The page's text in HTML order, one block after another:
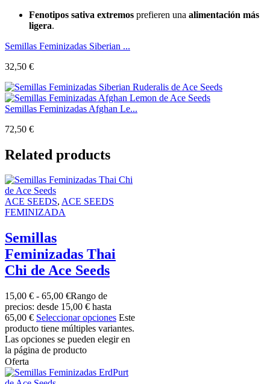
Fenotipos sativa extremos prefieren una alimentación más
ligera.
Semillas Feminizadas Siberian ...
32,50 €
Semillas Feminizadas Afghan Le...
72,50 €
Related products
ACE SEEDS, ACE SEEDS
FEMINIZADA
Semillas
Feminizadas Thai
Chi de Ace Seeds
15,00 € - 65,00 €Rango de
precios: desde 15,00 € hasta
65,00 € Seleccionar opciones Este
producto tiene múltiples variantes.
Las opciones se pueden elegir en
la página de producto
Oferta